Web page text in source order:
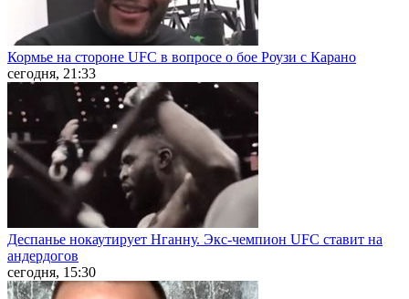
Кормье на стороне UFC в вопросе о бое Роузи с Карано
сегодня, 21:33
Деспанье нокаутирует Нганну. Экс-чемпион UFC ставит на
андердогов
сегодня, 15:30